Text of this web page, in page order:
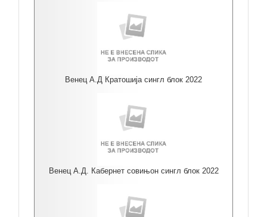
Венец А.Д Кратошија сингл блок 2022
Венец А.Д. Кабернет совињон сингл блок 2022